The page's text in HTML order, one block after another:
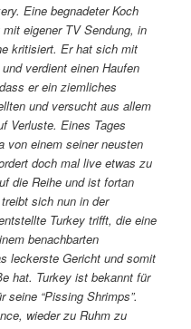
Eine begnadeter Koch
eigener TV Sendung, in
kritisiert. Er hat sich mit
verdient einen Haufen
er ein ziemliches
und versucht aus allem
Verluste. Eines Tages
von einem seiner neusten
doch mal live etwas zu
die Reihe und ist fortan
sich nun in der
Turkey trifft, die eine
benachbarten
leckerste Gericht und somit
hat. Turkey ist bekannt für
seine “Pissing Shrimps”.
wieder zu Ruhm zu